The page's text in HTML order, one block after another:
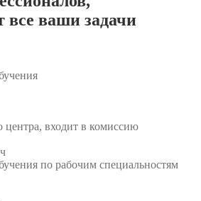
все ваши задачи
центра, входит в комиссию
по рабочим специальностям